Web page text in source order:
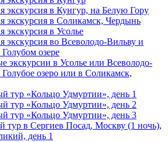
экскурсия в Кунгур, на Белую Гору
экскурсия в Соликамск, Чердынь
экскурсия в Усолье
экскурсия во Всеволодо-Вильву и
озере
экскурсии в Усолье или Всеволодо-
озеро или в Соликамск,
тур «Кольцо Удмуртии», день 1
тур «Кольцо Удмуртии», день 2
тур «Кольцо Удмуртии», день 3
тур в Сергиев Посад, Москву (1 ночь),
день 1